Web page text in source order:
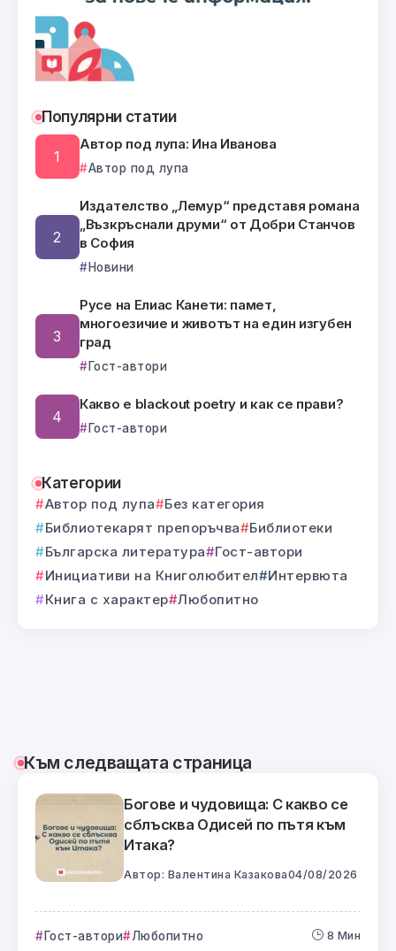
Популярни статии
Автор под лупа: Ина Иванова
Автор под лупа
Издателство „Лемур“ представя романа
„Възкръснали друми“ от Добри Станчов
в София
Новини
Русе на Елиас Канети: памет,
многоезичие и животът на един изгубен
град
Гост-автори
Какво е blackout poetry и как се прави?
Гост-автори
Категории
Автор под лупа
Без категория
Библиотекарят препоръчва
Библиотеки
Българска литература
Гост-автори
Инициативи на Книголюбител
Интервюта
Книга с характер Любопитно
Към следващата страница
Богове и чудовища: С какво се
сблъсква Одисей по пътя към
Итака?
Автор: Валентина Казакова04/08/2026
Гост-автори Любопитно 8 Мин